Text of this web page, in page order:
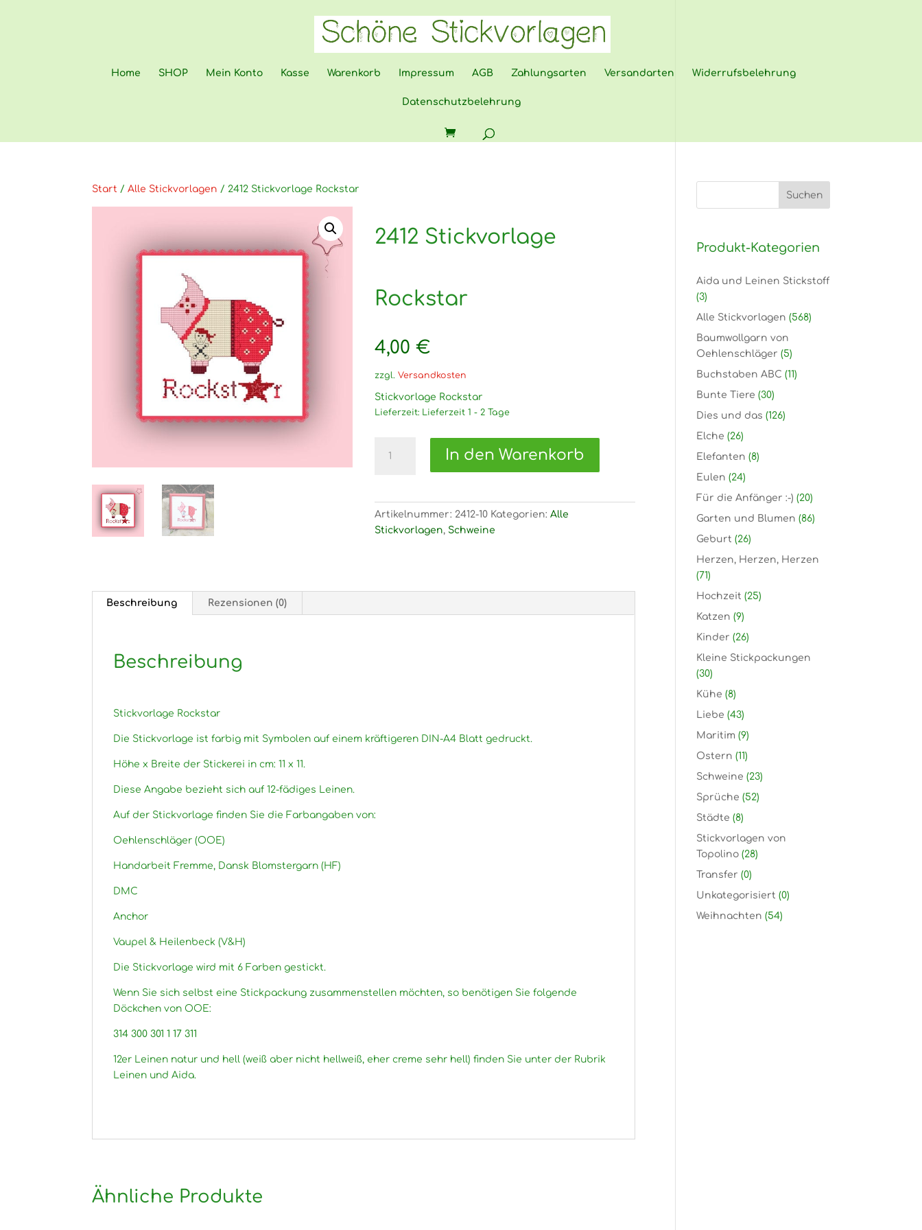
Home SHOP Mein Konto Kasse Warenkorb Impressum AGB Zahlungsarten Versandarten Widerrufsbelehrung
Datenschutzbelehrung
Start /Alle Stickvorlagen / 2412 Stickvorlage Rockstar
2412 Stickvorlage
Rockstar
4,00€
zzgl.Versandkosten
Stickvorlage Rockstar
Lieferzeit: Lieferzeit 1 - 2 Tage
Stickvorlage
In den Warenkorb
Artikelnummer: 2412-10 Kategorien:Alle
Stickvorlagen, Schweine
Beschreibung Rezensionen (0)
Beschreibung
Stickvorlage Rockstar
Die Stickvorlage ist farbig mit Symbolen auf einem kräftigeren DIN-A4 Blatt gedruckt.
Höhe x Breite der Stickerei in cm: 11 x 11.
Diese Angabe bezieht sich auf 12-fädiges Leinen.
Auf der Stickvorlage finden Sie die Farbangaben von:
Oehlenschläger (OOE)
Handarbeit Fremme, Dansk Blomstergarn (HF)
DMC
Anchor
Vaupel & Heilenbeck (V&H)
Die Stickvorlage wird mit 6 Farben gestickt.
Wenn Sie sich selbst eine Stickpackung zusammenstellen möchten, so benötigen Sie folgende
Döckchen von OOE:
314 300 301 1 17 311
12er Leinen natur und hell (weiß aber nicht hellweiß, eher creme sehr hell) finden Sie unter der Rubrik
Leinen und Aida.
Ähnliche Produkte
Produkt-Kategorien
Aida und Leinen Stickstoff
(3)
Alle Stickvorlagen (568)
Baumwollgarn von
Oehlenschläger (5)
Buchstaben ABC (11)
Bunte Tiere (30)
Dies und das (126)
Elche (26)
Elefanten (8)
Eulen (24)
Für die Anfänger :-) (20)
Garten und Blumen (86)
Geburt (26)
Herzen, Herzen, Herzen
(71)
Hochzeit (25)
Katzen (9)
Kinder (26)
Kleine Stickpackungen
(30)
Kühe (8)
Liebe (43)
Maritim (9)
Ostern (11)
Schweine (23)
Sprüche (52)
Städte (8)
Stickvorlagen von
Topolino (28)
Transfer (0)
Unkategorisiert (0)
Weihnachten (54)